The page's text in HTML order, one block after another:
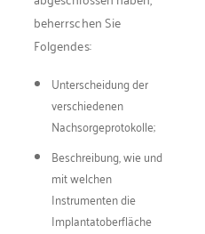
beherrschen Sie
Folgendes:
Unterscheidung der
verschiedenen
Nachsorgeprotokolle;
Beschreibung, wie und
mit welchen
Instrumenten die
Implantatoberfläche